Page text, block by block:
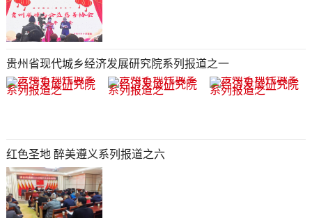
贵州省现代城乡经济发展研究院系列报道之一
红色圣地 醉美遵义系列报道之六